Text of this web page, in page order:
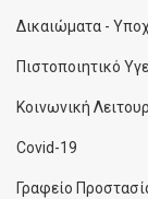
Δικαιώματα -
Πιστοποιητικό
Κοινωνική
Covid-19
Γραφείο